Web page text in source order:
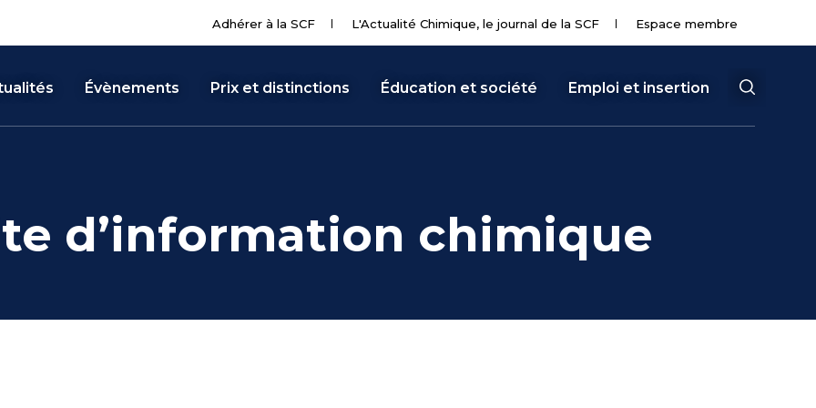
Adhérer à la SCF L'Actualité Chimique, le journal de la SCF Espace membre
Évènements Prix et distinctions Éducation et société Emploi et insertion
d’information chimique